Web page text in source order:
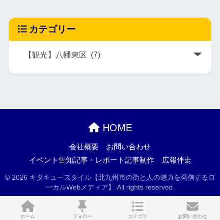
カテゴリー
HOME
会社概要
お問い合わせ
イベント告知記事・レポート記事制作
広報伴走
© 2026 キタキュースタイル【北九州市の街と人の魅力を発信するロ
ーカルWebメディア】 All rights reserved.
ホーム フォロー カテゴリ お問い合わせ